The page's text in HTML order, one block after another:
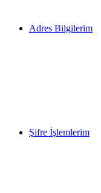
Adres Bilgilerim
Şifre İşlemlerim